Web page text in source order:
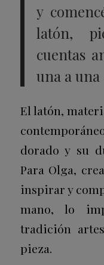
y
latón,
cuentas
una a
El latón,
dorado y su
Para Olga,
inspirar y
mano, lo
tradición
pieza.